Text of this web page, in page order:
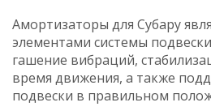
Амортизаторы для Субару
элементами системы
гашение вибраций,
время движения, а также
подвески в правильном